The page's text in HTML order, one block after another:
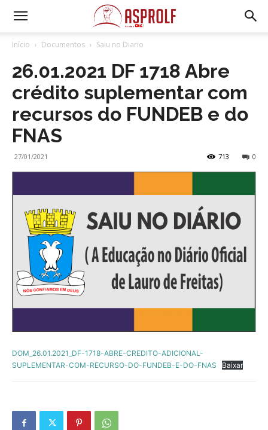
Início Documentos Saiu no Diario
26.01.2021 DF 1718 Abre
crédito suplementar com
recursos do FUNDEB e do
FNAS
27/01/2021 0
713
DOM_26.01.2021_DF-1718-ABRE-CREDITO-ADICIONAL-
SUPLEMENTAR-COM-RECURSO-DO-FUNDEB-E-DO-FNAS
Baixar